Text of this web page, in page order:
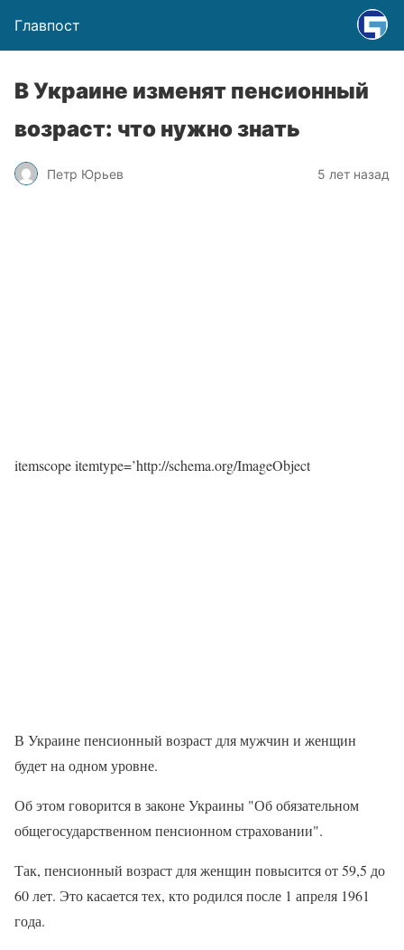
Главпост
В Украине изменят пенсионный
возраст: что нужно знать
Петр Юрьев 5 лет назад
itemscope itemtype=’http://schema.org/ImageObject
В Украине пенсионный возраст для мужчин и женщин
будет на одном уровне.
Об этом говорится в законе Украины "Об обязательном
общегосударственном пенсионном страховании".
Так, пенсионный возраст для женщин повысится от 59,5 до
60 лет. Это касается тех, кто родился после 1 апреля 1961
года.